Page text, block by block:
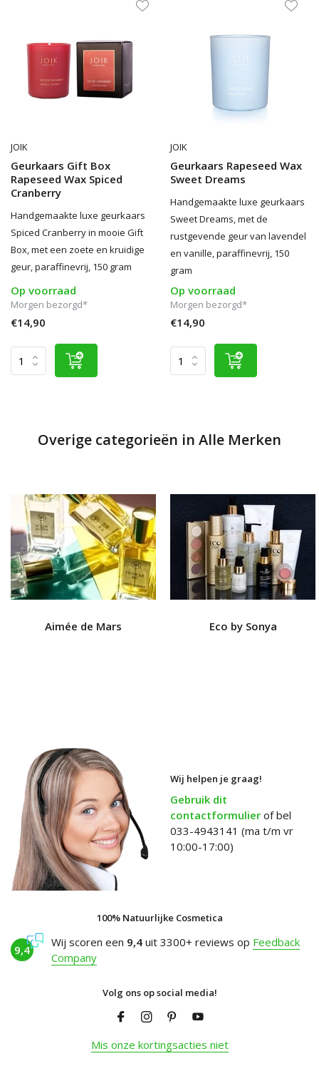
JOIK
Geurkaars Gift Box
Rapeseed Wax Spiced
Cranberry
Handgemaakte luxe geurkaars
Spiced Cranberry in mooie Gift
Box, met een zoete en kruidige
geur, paraffinevrij, 150 gram
Op voorraad
Morgen bezorgd*
€14,90
JOIK
Geurkaars Rapeseed Wax
Sweet Dreams
Handgemaakte luxe geurkaars
Sweet Dreams, met de
rustgevende geur van lavendel
en vanille, paraffinevrij, 150
gram
Op voorraad
Morgen bezorgd*
€14,90
Overige categorieën in Alle Merken
Aimée de Mars Eco by Sonya
Wij helpen je graag!
Gebruik dit
contactformulier of bel
033-4943141 (ma t/m vr
10:00-17:00)
100% Natuurlijke Cosmetica
9,4
Wij scoren een 9,4 uit 3300+ reviews op Feedback
Company
Volg ons op social media!
Mis onze kortingsacties niet